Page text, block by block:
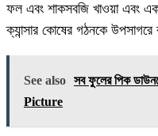
ফল এবং শাকসবজি খাওয়া এবং
ক্যান্সার কোষের গঠনকে উপসাগরে
See also সব ফুলের পিক
Picture